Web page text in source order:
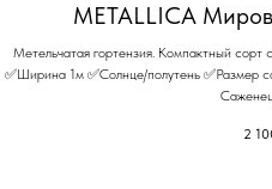
METALLICA
Метельчатая гортензия. Компактный
✅Ширина 1м ✅Солнце/полутень ✅Размер
2